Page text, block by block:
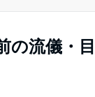
の流儀・